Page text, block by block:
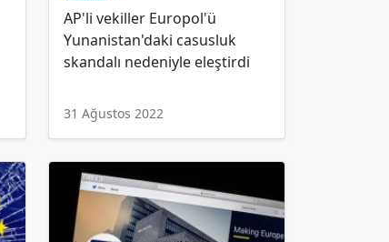
AP'li vekiller Europol'ü
Yunanistan'daki casusluk
skandalı nedeniyle eleştirdi
31 Ağustos 2022